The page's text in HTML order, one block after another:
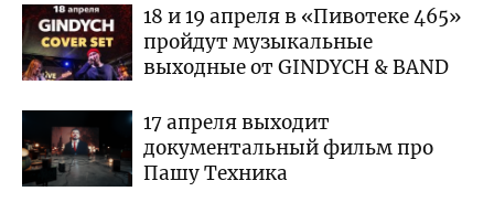
18 и 19 апреля в «Пивотеке 465»
пройдут музыкальные
выходные от GINDYCH & BAND
17 апреля выходит
документальный фильм про
Пашу Техника